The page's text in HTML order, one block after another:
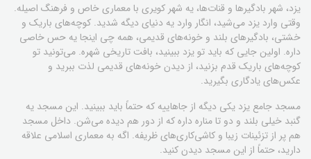
یزد، شهر بادگیرها و قنات‌ها، یه شهر کویری با معماری خاص و فرهنگ اصیله.
وقتی وارد یزد می‌شید، انگار وارد یه دنیای دیگه شدید. کوچه‌های باریک و
خشتی، بادگیرهای بلند و خونه‌های قدیمی، همه چی اینجا یه حس خاصی
داره. اولین جایی که باید تو یزد ببینید، بافت تاریخی شهره. می‌تونید تو
کوچه‌های باریک قدم بزنید، از دیدن خونه‌های قدیمی لذت ببرید و
عکس‌های یادگاری بگیرید.
مسجد جامع یزد یکی دیگه از جاهاییه که حتماً باید ببینید. این مسجد یه
گنبد خیلی بلند و دو تا مناره داره که از دور هم دیده می‌شن. داخل مسجد
هم پر از تزئینات زیبا و کاشی‌کاری‌های ظریفه. اگه به معماری اسلامی علاقه
دارید، حتماً از این مسجد دیدن کنید.